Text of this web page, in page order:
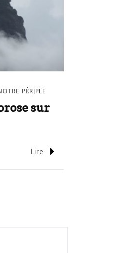
PÉRIPLE
sur
Lire